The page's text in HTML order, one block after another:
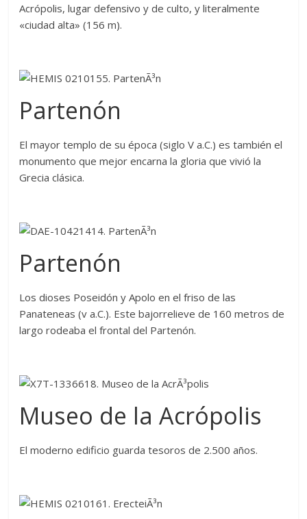
Acrópolis, lugar defensivo y de culto, y literalmente
«ciudad alta» (156 m).
Partenón
El mayor templo de su época (siglo V a.C.) es también el
monumento que mejor encarna la gloria que vivió la
Grecia clásica.
Partenón
Los dioses Poseidón y Apolo en el friso de las
Panateneas (v a.C.). Este bajorrelieve de 160 metros de
largo rodeaba el frontal del Partenón.
Museo de la Acrópolis
El moderno edificio guarda tesoros de 2.500 años.